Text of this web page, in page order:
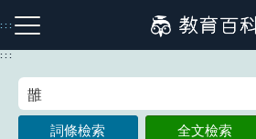
到
主
:::
注音索引圖示 筆畫索引圖示
:::
詞條檢索 全文檢索